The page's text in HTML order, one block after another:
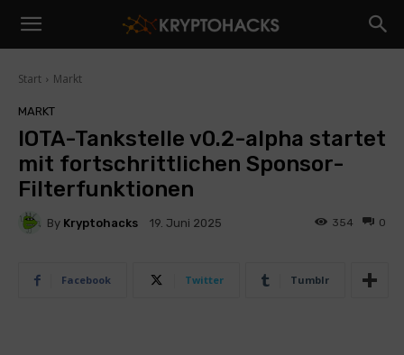
Start Markt
MARKT
IOTA-Tankstelle v0.2-alpha startet
mit fortschrittlichen Sponsor-
Filterfunktionen
By Kryptohacks 19. Juni 2025 0
354
Facebook Twitter Tumblr